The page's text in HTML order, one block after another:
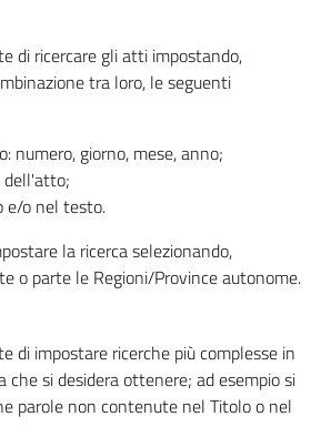
di ricercare gli atti impostando,
tra loro, le seguenti
numero, giorno, mese, anno;
dell'atto;
e/o nel testo.
la ricerca selezionando,
o parte le Regioni/Province autonome.
di impostare ricerche più complesse in
che si desidera ottenere; ad esempio si
parole non contenute nel Titolo o nel